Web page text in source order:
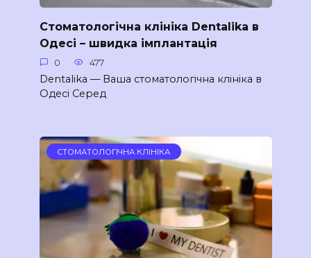
Стоматологічна клініка Dentalika в
Одесі – швидка імплантація
0 477
Dentalika — Ваша стоматологічна клініка в
Одесі Серед
СТОМАТОЛОГІЧНА КЛІНІКА